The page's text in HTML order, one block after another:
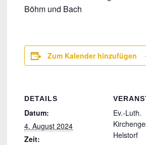
Böhm und Bach
Zum Kalender hinzufügen
DETAILS
Datum:
4. August 2024
Zeit:
Ev.-Luth.
Helstorf